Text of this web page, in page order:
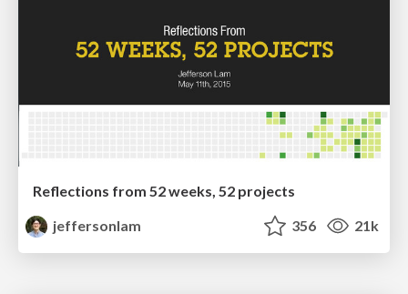
Reflections from 52 weeks, 52 projects
jeffersonlam
356 21k